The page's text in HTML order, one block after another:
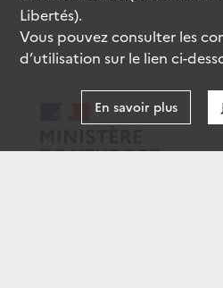
Libertés).
Vous pouvez consulter les
d’utilisation sur le lien ci-
En savoir plus